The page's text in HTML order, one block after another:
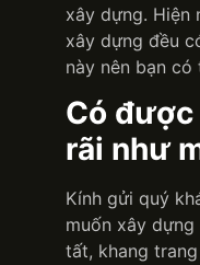
xây dựng. Hiện
xây dựng đều
này nên bạn có
Có được
rãi như
Kính gửi quý
muốn xây
tất, khang